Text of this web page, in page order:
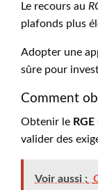
Le recours au
plafonds plus
Adopter une
sûre pour
Comment
Obtenir le RGE
valider des
Voir aussi :